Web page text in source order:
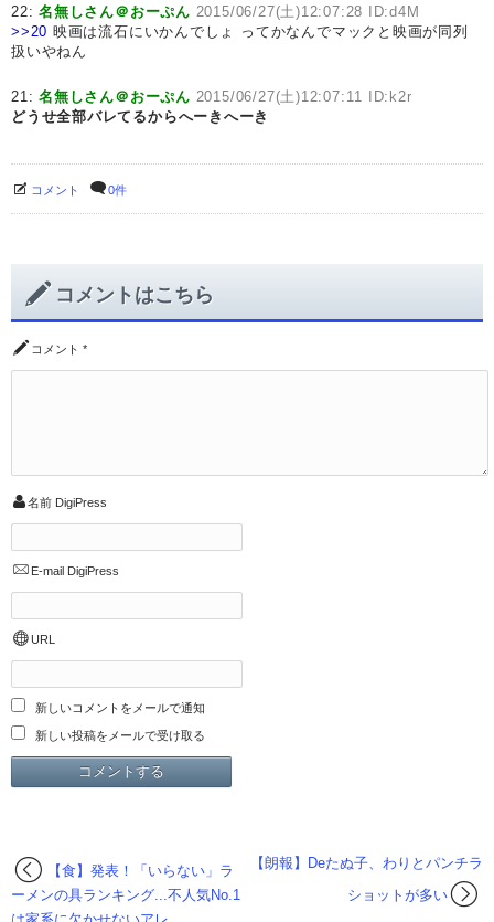
22:名無しさん＠おーぷん 2015/06/27(土)12:07:28 ID:d4M
>>20 映画は流石にいかんでしょ ってかなんでマックと映画が同列
扱いやねん
21:名無しさん＠おーぷん 2015/06/27(土)12:07:11 ID:k2r
どうせ全部バレてるからへーきへーき
コメント 0件
コメントはこちら
コメント *
名前 DigiPress
E-mail DigiPress
URL
新しいコメントをメールで通知
新しい投稿をメールで受け取る
【朗報】Deたぬ子、わりとパンチラ
ショットが多い
【食】発表！「いらない」ラ
ーメンの具ランキング...不人気No.1